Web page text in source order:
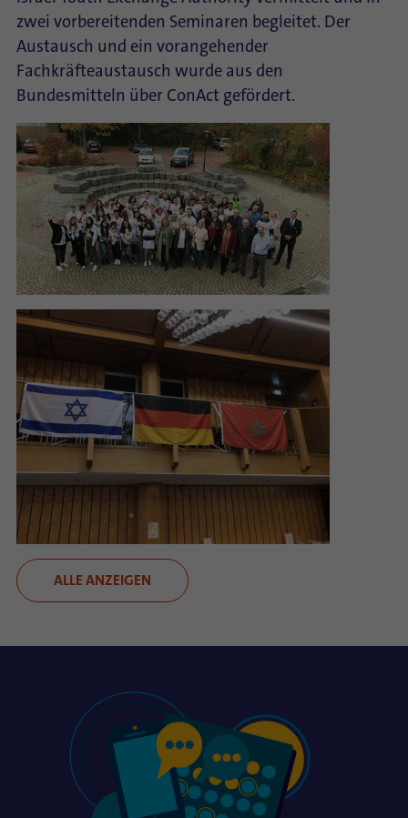
zwei vorbereitenden Seminaren begleitet. Der
Austausch und ein vorangehender
Fachkräfteaustausch wurde aus den
Bundesmitteln über ConAct gefördert.
ALLE ANZEIGEN